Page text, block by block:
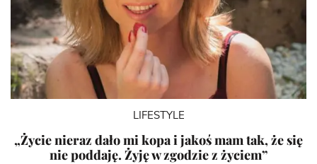
LIFESTYLE
„Życie nieraz dało mi kopa i jakoś mam tak, że się
nie poddaję. Żyję w zgodzie z życiem”